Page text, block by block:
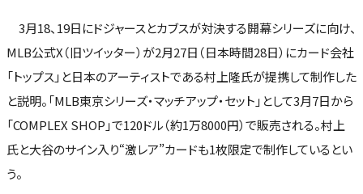
3月18、19日にドジャースとカブスが対決する開幕シリーズに向け、
MLB公式X（旧ツイッター）が2月27日（日本時間28日）にカード会社
「トップス」と日本のアーティストである村上隆氏が提携して制作した
と説明。「MLB東京シリーズ・マッチアップ・セット」として3月7日から
「COMPLEX SHOP」で120ドル（約1万8000円）で販売される。村上
氏と大谷のサイン入り“激レア”カードも1枚限定で制作しているとい
う。